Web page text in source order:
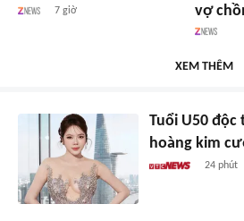
7 giờ
vợ
XEM THÊM
Tuổi U50 độc
hoàng kim
24 phút